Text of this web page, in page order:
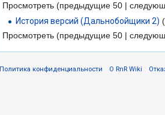
Просмотреть (предыдущие 50 |
История версий (Дальнобойщики 2)
Просмотреть (предыдущие 50 |
Политика конфиденциальности О RnR Wiki